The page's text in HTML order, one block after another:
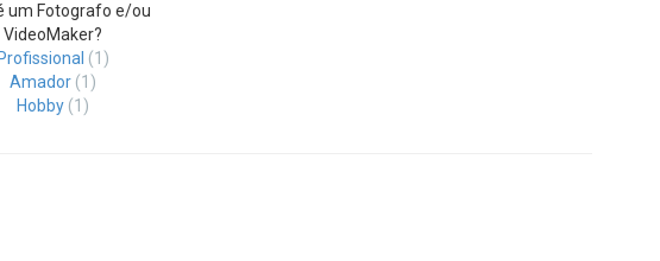
um Fotografo e/ou
VideoMaker?
Profissional (1)
Amador (1)
Hobby (1)